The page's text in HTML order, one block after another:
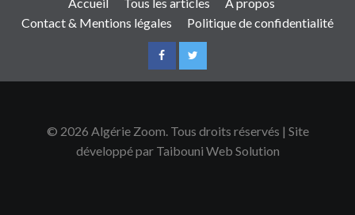
Contact & Mentions légales
Politique de confidentialité
© 2026 Algérie Zoom. Tous droits réservés | Site
développé par Taibouni Web Solution